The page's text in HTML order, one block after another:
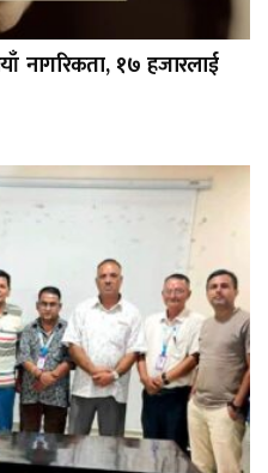
नागरिकता, १७ हजारलाई